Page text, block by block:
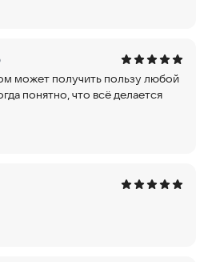
может получить пользу любой
понятно, что всё делается